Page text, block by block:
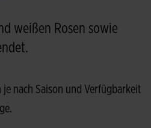
weißen Rosen sowie
nach Saison und Verfügbarkeit